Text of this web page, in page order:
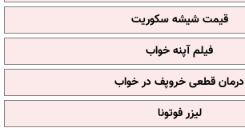
قیمت شیشه سکوریت
فیلم آپنه خواب
درمان قطعی خروپف در خواب
لیزر فوتونا